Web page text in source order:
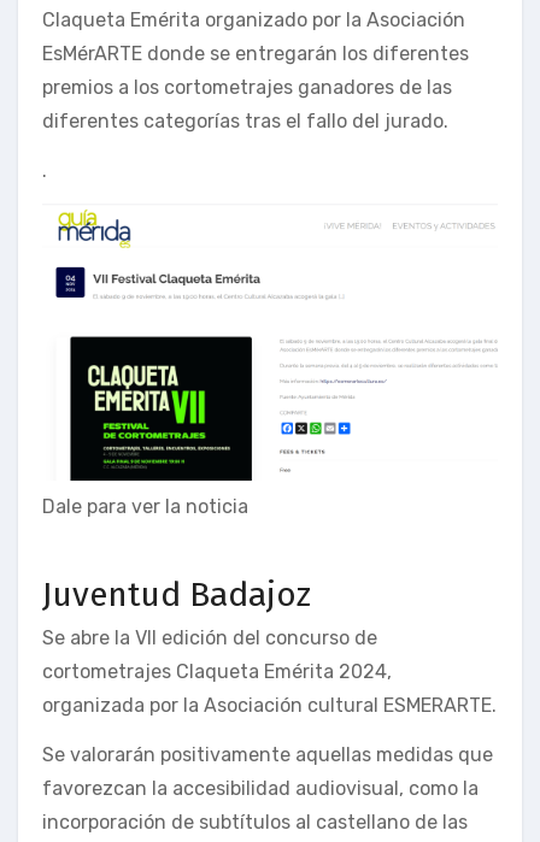
Claqueta Emérita organizado por la Asociación
EsMérARTE donde se entregarán los diferentes
premios a los cortometrajes ganadores de las
diferentes categorías tras el fallo del jurado.
.
Dale para ver la noticia
Juventud Badajoz
Se abre la VII edición del concurso de
cortometrajes Claqueta Emérita 2024,
organizada por la Asociación cultural ESMERARTE.
Se valorarán positivamente aquellas medidas que
favorezcan la accesibilidad audiovisual, como la
incorporación de subtítulos al castellano de las